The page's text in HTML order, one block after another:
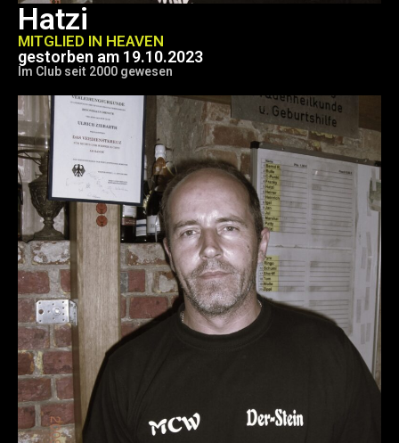
Hatzi
MITGLIED IN HEAVEN
gestorben am 19.10.2023
Im Club seit 2000 gewesen